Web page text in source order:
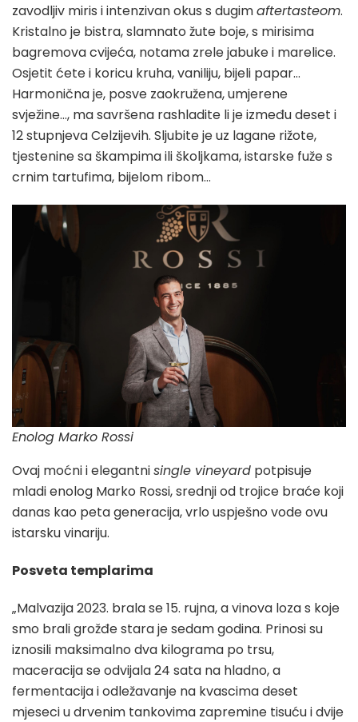
zavodljiv miris i intenzivan okus s dugimaftertasteom.
Kristalno je bistra, slamnato žute boje, s mirisima
bagremova cvijeća, notama zrele jabuke i marelice.
Osjetit ćete i koricu kruha, vaniliju, bijeli papar…
Harmonična je, posve zaokružena, umjerene
svježine…, ma savršena rashladite li je između deset i
12 stupnjeva Celzijevih. Sljubite je uz lagane rižote,
tjestenine sa škampima ili školjkama, istarske fuže s
crnim tartufima, bijelom ribom…
Enolog Marko Rossi
Ovaj moćni i elegantnisingle vineyard potpisuje
mladi enolog Marko Rossi, srednji od trojice braće koji
danas kao peta generacija, vrlo uspješno vode ovu
istarsku vinariju.
Posveta templarima
„Malvazija 2023. brala se 15. rujna, a vinova loza s koje
smo brali grožđe stara je sedam godina. Prinosi su
iznosili maksimalno dva kilograma po trsu,
maceracija se odvijala 24 sata na hladno, a
fermentacija i odležavanje na kvascima deset
mjeseci u drvenim tankovima zapremine tisuću i dvije